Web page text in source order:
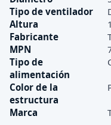
Tipo de ventilador
Altura
Fabricante
MPN
Tipo de
alimentación
Color de la
estructura
Marca